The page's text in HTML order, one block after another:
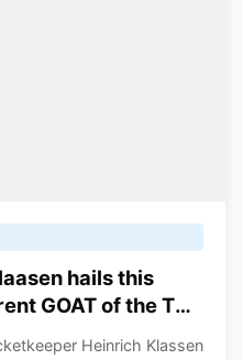
hails this
GOAT of the T20
Heinrich Klassen